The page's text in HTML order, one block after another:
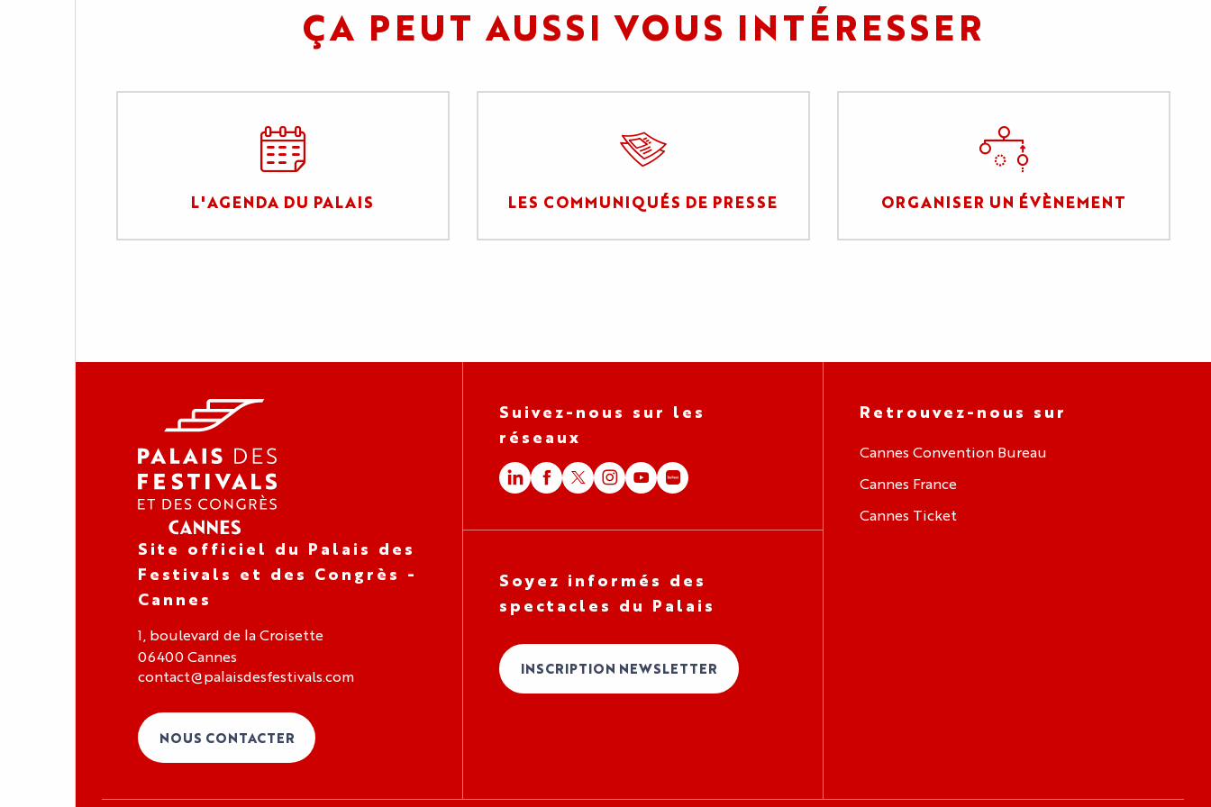
ÇA PEUT AUSSI VOUS INTÉRESSER
L'AGENDA DU PALAIS LES COMMUNIQUÉS DE PRESSE ORGANISER UN ÉVÈNEMENT
Site officiel du Palais des
Festivals et des Congrès -
Cannes
1, boulevard de la Croisette
06400 Cannes
contact@palaisdesfestivals.com
NOUS CONTACTER
Suivez-nous sur les
réseaux
Soyez informés des
spectacles du Palais
INSCRIPTION NEWSLETTER
Retrouvez-nous sur
Cannes Convention Bureau
Cannes France
Cannes Ticket